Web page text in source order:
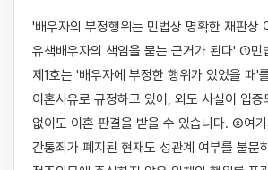
'배우자의 부정행위는 민법상 명확한 재판상
유책배우자의 책임을 묻는 근거가 된다' ①
제1호는 '배우자에 부정한 행위가 있었을 때'
이혼사유로 규정하고 있어, 외도 사실이 입증
없이도 이혼 판결을 받을 수 있습니다. ②여
간통죄가 폐지된 현재도 성관계 여부를 불문